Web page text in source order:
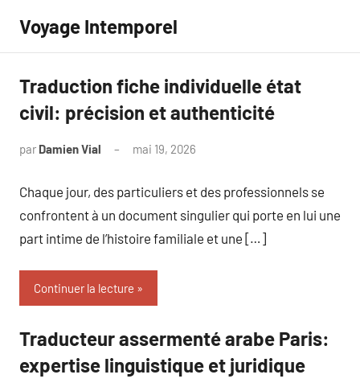
contenu
Voyage Intemporel
Traduction fiche individuelle état
civil: précision et authenticité
par Damien Vial mai 19, 2026
Chaque jour, des particuliers et des professionnels se
confrontent à un document singulier qui porte en lui une
part intime de l’histoire familiale et une […]
Continuer la lecture
Traducteur assermenté arabe Paris:
expertise linguistique et juridique